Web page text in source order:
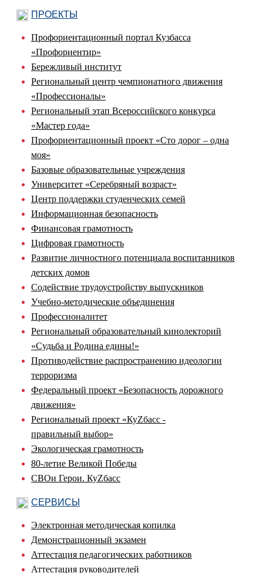
ПРОЕКТЫ
Профориентационный портал Кузбасса
«Профориентир»
Бережливый институт
Региональный центр чемпионатного движения
«Профессионалы»
Региональный этап Всероссийского конкурса
«Мастер года»
Профориентационный проект «Сто дорог – одна
моя»
Базовые образовательные учреждения
Университет «Серебряный возраст»
Центр поддержки студенческих семей
Информационная безопасность
Финансовая грамотность
Цифровая грамотность
Развитие личностного потенциала воспитанников
детских домов
Содействие трудоустройству выпускников
Учебно-методические объединения
Профессионалитет
Региональный образовательный кинолекторий
«Судьба и Родина едины!»
Противодействие распространению идеологии
терроризма
Федеральный проект «Безопасность дорожного
движения»
Региональный проект «КуZбасс -
правильный выбор»
Экологическая грамотность
80-летие Великой Победы
СВОи Герои. КуZбасс
СЕРВИСЫ
Электронная методическая копилка
Демонстрационный экзамен
Аттестация педагогических работников
Аттестация руководителей